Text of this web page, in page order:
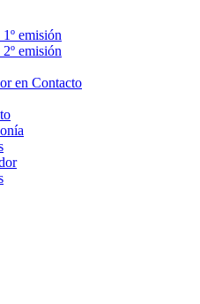
emisión
emisión
en Contacto